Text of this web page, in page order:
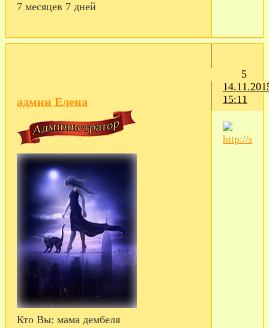
7 месяцев 7 дней
5
15:11
админ Елена
Кто Вы: мама дембеля